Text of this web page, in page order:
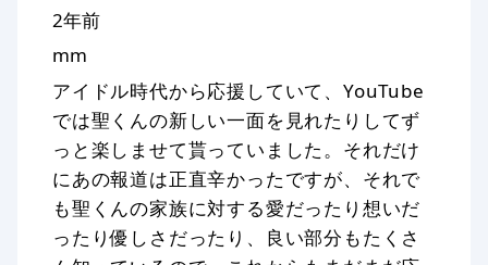
2年前
mm
アイドル時代から応援していて、YouTube
では聖くんの新しい一面を見れたりしてず
っと楽しませて貰っていました。それだけ
にあの報道は正直辛かったですが、それで
も聖くんの家族に対する愛だったり想いだ
ったり優しさだったり、良い部分もたくさ